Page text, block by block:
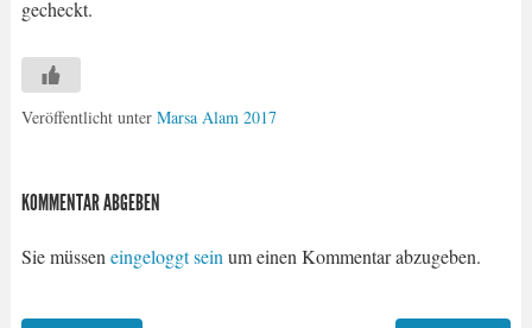
gecheckt.
Veröffentlicht unter Marsa Alam 2017
KOMMENTAR ABGEBEN
Sie müssen eingeloggt sein um einen Kommentar abzugeben.